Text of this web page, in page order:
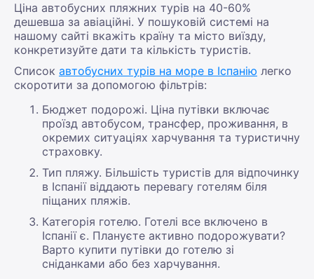
Ціна автобусних пляжних турів на 40-60%
дешевша за авіаційні. У пошуковій системі на
нашому сайті вкажіть країну та місто виїзду,
конкретизуйте дати та кількість туристів.
Список автобусних турів на море в Іспанію легко
скоротити за допомогою фільтрів:
Бюджет подорожі. Ціна путівки включає
проїзд автобусом, трансфер, проживання, в
окремих ситуаціях харчування та туристичну
страховку.
Тип пляжу. Більшість туристів для відпочинку
в Іспанії віддають перевагу готелям біля
піщаних пляжів.
Категорія готелю. Готелі все включено в
Іспанії є. Плануєте активно подорожувати?
Варто купити путівки до готелю зі
сніданками або без харчування.